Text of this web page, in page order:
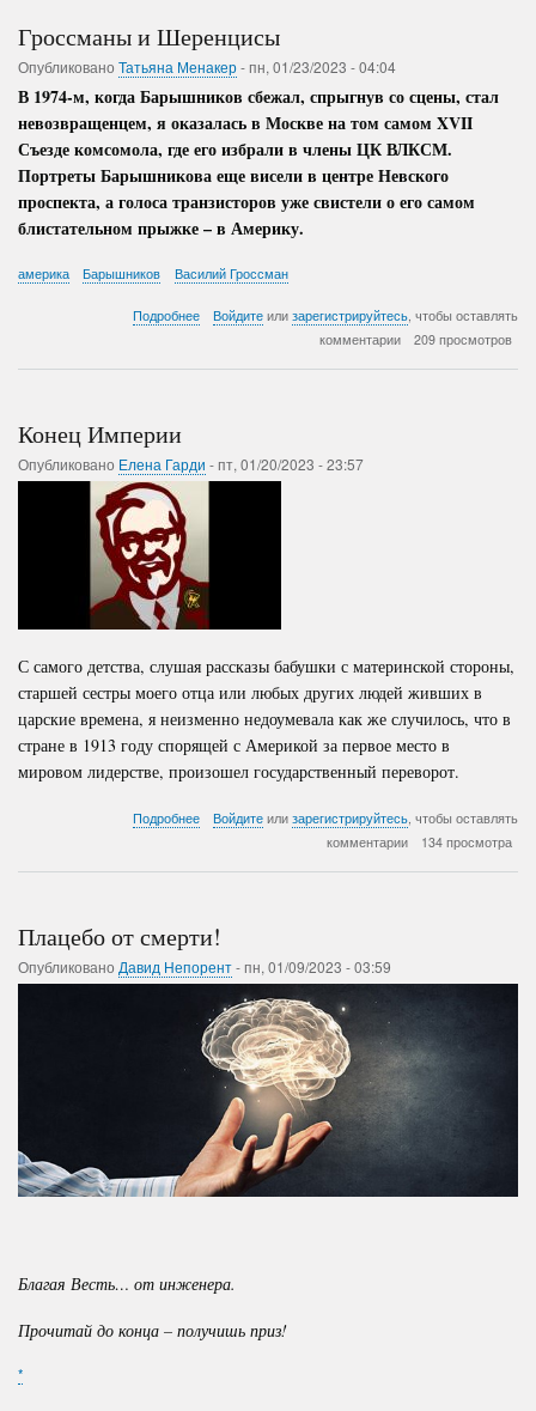
Гроссманы и Шеренцисы
Опубликовано Татьяна Менакер-пн, 01/23/2023 - 04:04
В 1974-м, когда Барышников сбежал, спрыгнув со сцены, стал
невозвращенцем, я оказалась в Москве на том самом XVII
Съезде комсомола, где его избрали в члены ЦК ВЛКСМ.
Портреты Барышникова еще висели в центре Невского
проспекта, а голоса транзисторов уже свистели о его самом
блистательном прыжке – в Америку.
америка Барышников Василий Гроссман
Подробнее
Шеренцисы
Войдите или зарегистрируйтесь, чтобы оставлять
комментарии
209 просмотров
Конец Империи
Опубликовано Елена Гарди -пт, 01/20/2023 - 23:57
С самого детства, слушая рассказы бабушки с материнской стороны,
старшей сестры моего отца или любых других людей живших в
царские времена, я неизменно недоумевала как же случилось, что в
стране в 1913 году спорящей с Америкой за первое место в
мировом лидерстве, произошел государственный переворот.
Подробнее Войдите или зарегистрируйтесь, чтобы оставлять
комментарии
134 просмотра
Плацебо от смерти!
Опубликовано Давид Непорент-пн, 01/09/2023 - 03:59
Благая Весть… от инженера.
Прочитай до конца – получишь приз!
*